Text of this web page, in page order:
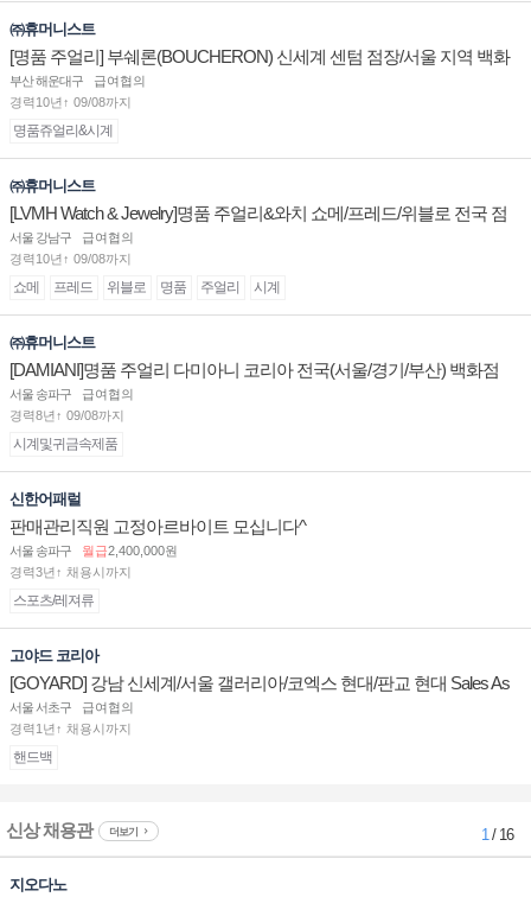
㈜휴머니스트
[명품 주얼리] 부쉐론(BOUCHERON) 신세계 센텀 점장/서울 지역 백화
점 판매사원 채용
부산 해운대구
급여협의
경력10년↑ 09/08까지
명품쥬얼리&시계
㈜휴머니스트
[LVMH Watch & Jewelry]명품 주얼리&와치 쇼메/프레드/위블로 전국 점
장/부점장/판매사원 채용
서울 강남구
급여협의
경력10년↑ 09/08까지
쇼메 프레드 위블로 명품 주얼리 시계
㈜휴머니스트
[DAMIANI]명품 주얼리 다미아니 코리아 전국(서울/경기/부산) 백화점
부점장/판매사원 채용
서울 송파구
급여협의
경력8년↑ 09/08까지
시계및귀금속제품
신한어패럴
판매관리직원 고정아르바이트 모십니다^
서울 송파구 월급2,400,000원
경력3년↑ 채용시까지
스포츠/레져류
고야드 코리아
[GOYARD] 강남 신세계/서울 갤러리아/코엑스 현대/판교 현대 Sales As
sociate 채용
서울 서초구
급여협의
경력1년↑ 채용시까지
핸드백
신상 채용관 더보기 1/ 16
지오다노